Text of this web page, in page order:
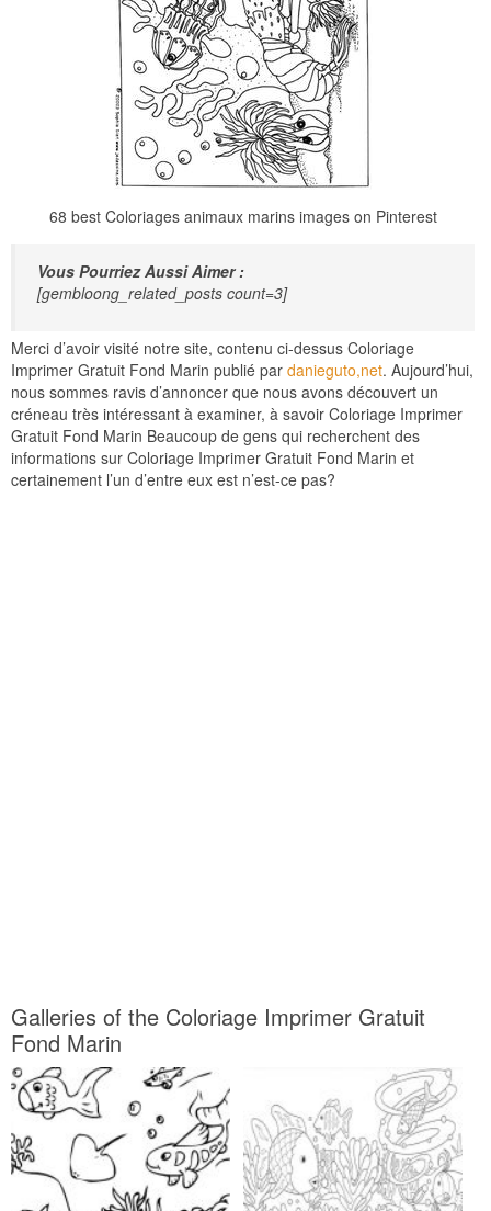
68 best Coloriages animaux marins images on Pinterest
Vous Pourriez Aussi Aimer :
[gembloong_related_posts count=3]
Merci d’avoir visité notre site, contenu ci-dessus Coloriage
Imprimer Gratuit Fond Marin publié par danieguto,net. Aujourd’hui,
nous sommes ravis d’annoncer que nous avons découvert un
créneau très intéressant à examiner, à savoir Coloriage Imprimer
Gratuit Fond Marin Beaucoup de gens qui recherchent des
informations sur Coloriage Imprimer Gratuit Fond Marin et
certainement l’un d’entre eux est n’est-ce pas?
Galleries of the Coloriage Imprimer Gratuit
Fond Marin